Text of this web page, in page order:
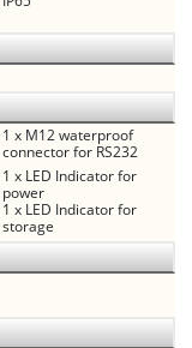
1 x M12 waterproof
connector for RS232
1 x LED Indicator for
power
1 x LED Indicator for
storage